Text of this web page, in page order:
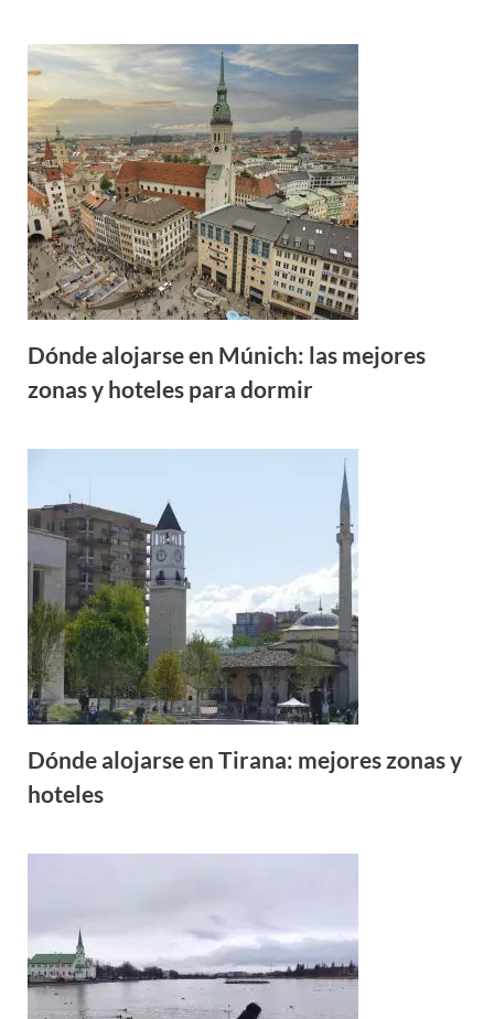
Dónde alojarse en Múnich: las mejores
zonas y hoteles para dormir
Dónde alojarse en Tirana: mejores zonas y
hoteles